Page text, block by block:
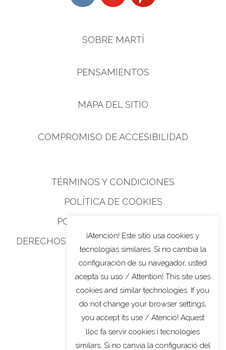
SOBRE MARTÍ
PENSAMIENTOS
MAPA DEL SITIO
COMPROMISO DE ACCESIBILIDAD
TÉRMINOS Y CONDICIONES
POLÍTICA DE COOKIES
POLÍTICA DE PRIVACIDAD
DERECHOS DE PRIVACIDAD DE CALIFORNIA
¡Atención! Este sitio usa cookies y
tecnologías similares. Si no cambia la
configuración de su navegador, usted
acepta su uso / Attention! This site uses
cookies and similar technologies. If you
do not change your browser settings,
you accept its use / Atenció! Aquest
lloc fa servir cookies i tecnologies
similars. Si no canvia la configuració del